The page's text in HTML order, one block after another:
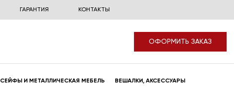
ГАРАНТИЯ КОНТАКТЫ
ОФОРМИТЬ ЗАКАЗ
СЕЙФЫ И МЕТАЛЛИЧЕСКАЯ МЕБЕЛЬ ВЕШАЛКИ, АКСЕССУАРЫ